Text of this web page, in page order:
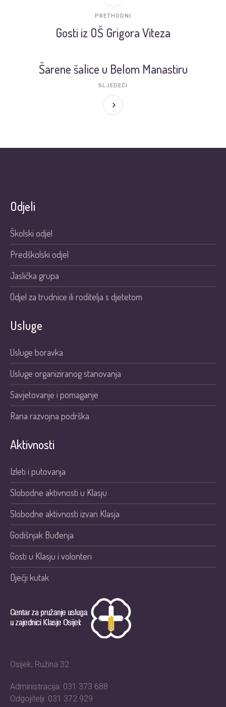
Gosti iz OŠ Grigora Viteza
PRETHODNI
Šarene šalice u Belom Manastiru
SLJEDEĆI
Odjeli
Školski odjel
Predškolski odjel
Jaslička grupa
Odjel za trudnice ili roditelja s djetetom
Usluge
Usluge boravka
Usluge organiziranog stanovanja
Savjetovanje i pomaganje
Rana razvojna podrška
Aktivnosti
Izleti i putovanja
Slobodne aktivnosti u Klasju
Slobodne aktivnosti izvan Klasja
Godišnjak Buđenja
Gosti u Klasju i volonteri
Dječji kutak
Osijek, Ružina 32
Administracija: 031 373 688
Odgojitelji: 031 372 929